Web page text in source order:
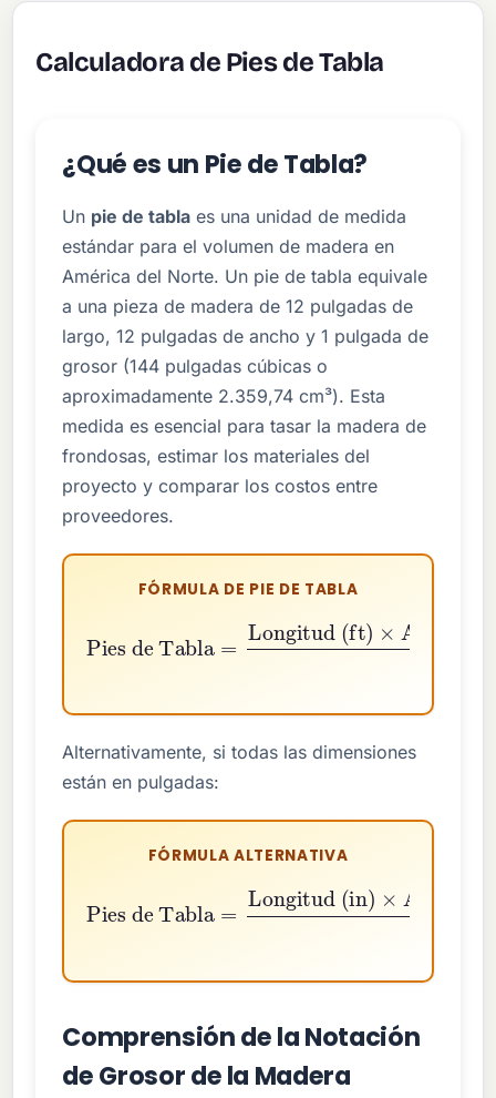
Calculadora de Pies de Tabla
¿Qué es un Pie de Tabla?
Un pie de tabla es una unidad de medida
estándar para el volumen de madera en
América del Norte. Un pie de tabla equivale
a una pieza de madera de 12 pulgadas de
largo, 12 pulgadas de ancho y 1 pulgada de
grosor (144 pulgadas cúbicas o
aproximadamente 2.359,74 cm³). Esta
medida es esencial para tasar la madera de
frondosas, estimar los materiales del
proyecto y comparar los costos entre
proveedores.
FÓRMULA DE PIE DE TABLA
Pies de Tabla=
Ancho (in)×Grosor (in) 12
Alternativamente, si todas las dimensiones
están en pulgadas:
FÓRMULA ALTERNATIVA
Pies de Tabla=
× Grosor (in)144
Comprensión de la Notación
de Grosor de la Madera